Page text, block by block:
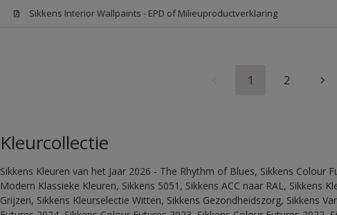
Sikkens Interior Wallpaints - EPD of Milieuproductverklaring
1 2
Kleurcollectie
Sikkens Kleuren van het Jaar 2026 - The Rhythm of Blues, Sikkens Colour
Modern Klassieke Kleuren, Sikkens 5051, Sikkens ACC naar RAL, Sikkens
Grijzen, Sikkens Kleurselectie Witten, Sikkens Gezondheidszorg, Sikkens